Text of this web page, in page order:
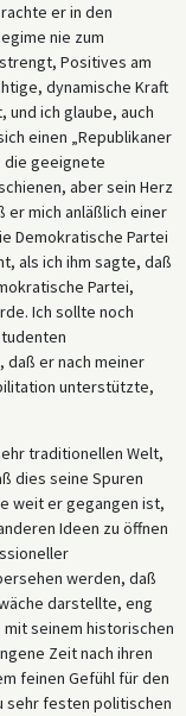
er in den
nie zum
Positives am
dynamische Kraft
und ich glaube, auch
einen „Republikaner
die geeignete
aber sein Herz
er mich anläßlich einer
Demokratische Partei
als ich ihm sagte, daß
Partei,
Ich sollte noch
er nach meiner
unterstützte,
traditionellen Welt,
dies seine Spuren
weit er gegangen ist,
Ideen zu öffnen
werden, daß
darstellte, eng
seinem historischen
Zeit nach ihren
feinen Gefühl für den
sehr festen politischen